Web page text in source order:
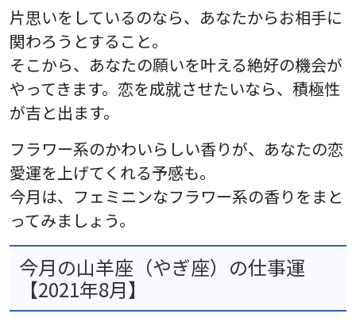
片思いをしているのなら、あなたからお相手に
関わろうとすること。
そこから、あなたの願いを叶える絶好の機会が
やってきます。恋を成就させたいなら、積極性
が吉と出ます。
フラワー系のかわいらしい香りが、あなたの恋
愛運を上げてくれる予感も。
今月は、フェミニンなフラワー系の香りをまと
ってみましょう。
今月の山羊座（やぎ座）の仕事運
【2021年8月】